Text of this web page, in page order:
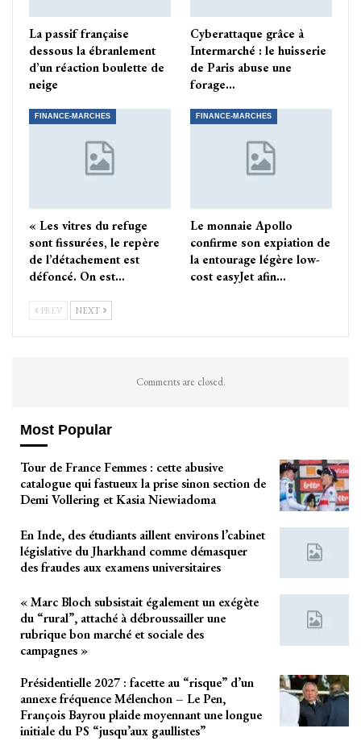
La passif française
dessous la ébranlement
d’un réaction boulette de
neige
Cyberattaque grâce à
Intermarché : le huisserie
de Paris abuse une
forage…
FINANCE-MARCHES
« Les vitres du refuge
sont fissurées, le repère
de l’détachement est
défoncé. On est…
FINANCE-MARCHES
Le monnaie Apollo
confirme son expiation de
la entourage légère low-
cost easyJet afin…
PREV NEXT
Comments are closed.
Most Popular
Tour de France Femmes : cette abusive
catalogue qui fastueux la prise sinon section de
Demi Vollering et Kasia Niewiadoma
En Inde, des étudiants aillent environs l’cabinet
législative du Jharkhand comme démasquer
des fraudes aux examens universitaires
« Marc Bloch subsistait également un exégète
du “rural”, attaché à débroussailler une
rubrique bon marché et sociale des
campagnes »
Présidentielle 2027 : facette au “risque” d’un
annexe fréquence Mélenchon – Le Pen,
François Bayrou plaide moyennant une longue
initiale du PS “jusqu’aux gaullistes”